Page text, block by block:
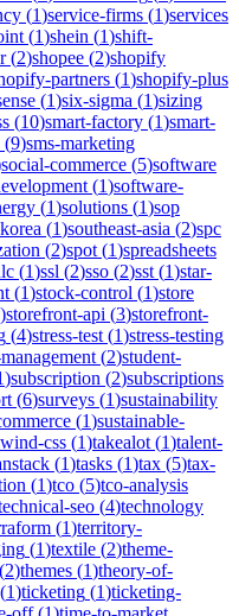
(1)service-firms (1)services
(1)shein (1)shift-
(2)shopee (2)shopify
partners (1)shopify-plus
(1)six-sigma (1)sizing
(10)smart-factory (1)smart-
(9)sms-marketing
social-commerce (5)software
(1)software-
(1)solutions (1)sop
(1)southeast-asia (2)spc
(2)spot (1)spreadsheets
(1)ssl (2)sso (2)sst (1)star-
(1)stock-control (1)store
)storefront-api (3)storefront-
(4)stress-test (1)stress-testing
(2)student-
)subscription (2)subscriptions
(6)surveys (1)sustainability
(1)sustainable-
css (1)takealot (1)talent-
(1)tasks (1)tax (5)tax-
(1)tco (5)tco-analysis
seo (4)technology
(1)territory-
(1)textile (2)theme-
(2)themes (1)theory-of-
(1)ticketing (1)ticketing-